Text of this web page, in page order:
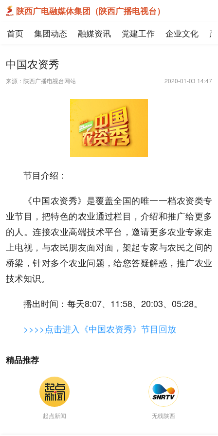
陕西广电融媒体集团（陕西广播电视台）
首页 集团动态 融媒资讯 党建工作 企业文化
中国农资秀
来源：陕西广播电视台网站 2020-01-03 14:47
节目介绍：
《中国农资秀》是覆盖全国的唯一一档农资类专
业节目，把特色的农业通过栏目，介绍和推广给更多
的人。连接农业高端技术平台，邀请更多农业专家走
上电视，与农民朋友面对面，架起专家与农民之间的
桥梁，针对多个农业问题，给您答疑解惑，推广农业
技术知识。
播出时间：每天8:07、11:58、20:03、05:28。
>>>>点击进入《中国农资秀》节目回放
精品推荐
起点新闻 无线陕西